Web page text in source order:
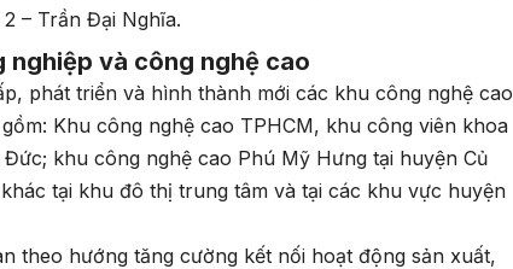
– Trần Đại Nghĩa.
nghiệp và công nghệ cao
phát triển và hình thành mới các khu công nghệ cao
Khu công nghệ cao TPHCM, khu công viên khoa
khu công nghệ cao Phú Mỹ Hưng tại huyện Củ
tại khu đô thị trung tâm và tại các khu vực huyện
theo hướng tăng cường kết nối hoạt động sản xuất,